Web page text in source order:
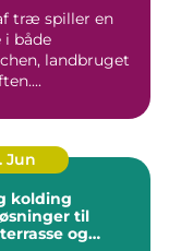
træ spiller en
både
landbruget
Jun
kolding
til
og